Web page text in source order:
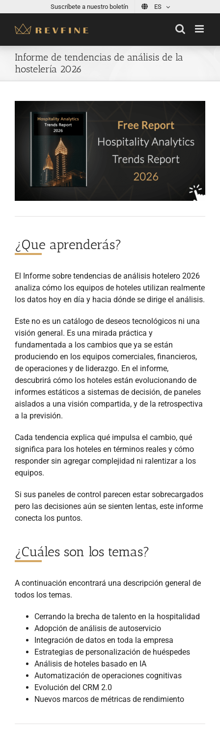
content
Suscríbete a nuestro boletín ES
Informe de tendencias de análisis de la
hostelería 2026
¿Que aprenderás?
El Informe sobre tendencias de análisis hotelero 2026
analiza cómo los equipos de hoteles utilizan realmente
los datos hoy en día y hacia dónde se dirige el análisis.
Este no es un catálogo de deseos tecnológicos ni una
visión general. Es una mirada práctica y
fundamentada a los cambios que ya se están
produciendo en los equipos comerciales, financieros,
de operaciones y de liderazgo. En el informe,
descubrirá cómo los hoteles están evolucionando de
informes estáticos a sistemas de decisión, de paneles
aislados a una visión compartida, y de la retrospectiva
a la previsión.
Cada tendencia explica qué impulsa el cambio, qué
significa para los hoteles en términos reales y cómo
responder sin agregar complejidad ni ralentizar a los
equipos.
Si sus paneles de control parecen estar sobrecargados
pero las decisiones aún se sienten lentas, este informe
conecta los puntos.
¿Cuáles son los temas?
A continuación encontrará una descripción general de
todos los temas.
Cerrando la brecha de talento en la hospitalidad
Adopción de análisis de autoservicio
Integración de datos en toda la empresa
Estrategias de personalización de huéspedes
Análisis de hoteles basado en IA
Automatización de operaciones cognitivas
Evolución del CRM 2.0
Nuevos marcos de métricas de rendimiento